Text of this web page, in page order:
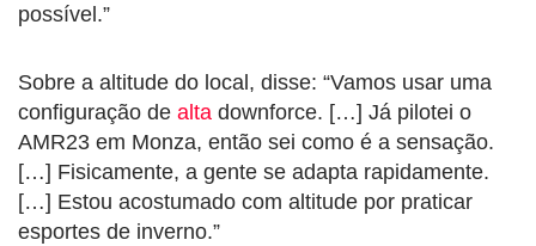
possível.”
Sobre a altitude do local, disse: “Vamos usar uma
configuração de alta downforce. […] Já pilotei o
AMR23 em Monza, então sei como é a sensação.
[…] Fisicamente, a gente se adapta rapidamente.
[…] Estou acostumado com altitude por praticar
esportes de inverno.”